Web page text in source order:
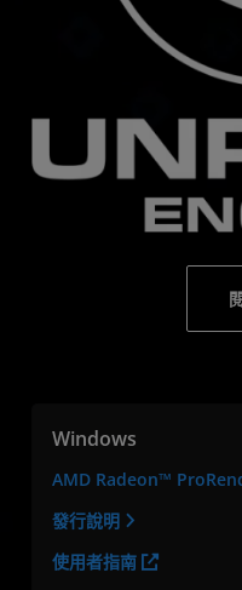
Windows
AMD Radeon™
發行說明
使用者指南